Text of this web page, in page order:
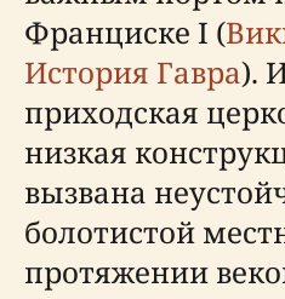
Франциске I (
История Гавра).
приходская
низкая
вызвана
болотистой
протяжении